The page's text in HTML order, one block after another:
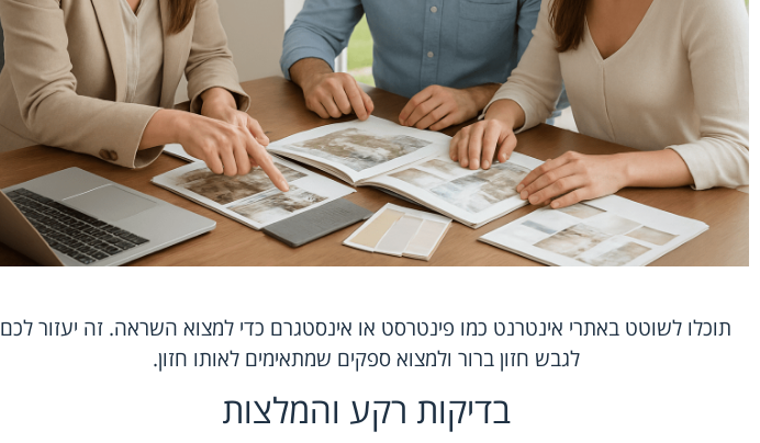
תוכלו לשוטט באתרי אינטרנט כמו פינטרסט או אינסטגרם כדי למצוא השראה. זה יעזור לכם
לגבש חזון ברור ולמצוא ספקים שמתאימים לאותו חזון.
בדיקות רקע והמלצות